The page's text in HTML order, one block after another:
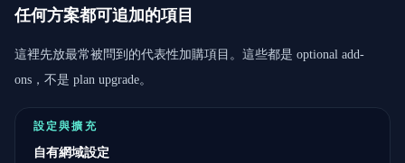
任何方案都可追加的項目
這裡先放最常被問到的代表性加購項目。這些都是 optional add-
ons，不是 plan upgrade。
設定與擴充
自有網域設定